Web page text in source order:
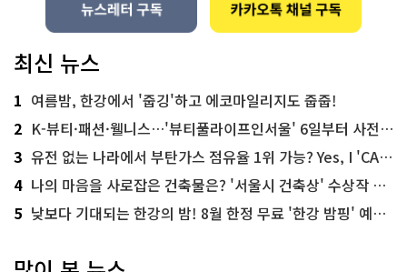
최신 뉴스
1 여름밤, 한강에서 '줍깅'하고 에코마일리지도 줍줍!
2 K-뷰티·패션·웰니스…'뷰티풀라이프인서울' 6일부터 사전 예약
3 유전 없는 나라에서 부탄가스 점유율 1위 가능? Yes, I 'CAN'
4 나의 마음을 사로잡은 건축물은? '서울시 건축상' 수상작 공개!
5 낮보다 기대되는 한강의 밤! 8월 한정 무료 '한강 밤핑' 예약은?